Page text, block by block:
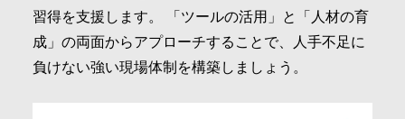
習得を支援します。 「ツールの活用」と「人材の育
成」の両面からアプローチすることで、人手不足に
負けない強い現場体制を構築しましょう。